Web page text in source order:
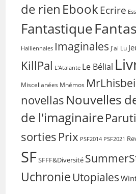
de rien EbookEcrire
Fantastique
Halliennales Imaginales J'ai Lu
KillPal L'Atalante Le Bélial
Miscellanées Mnémos MrLhisbei
novellas Nouvelles
de l'imaginaire
sorties Prix PSF2014 PSF2021
SFSFFF&Diversité
Uchronie Utopiales